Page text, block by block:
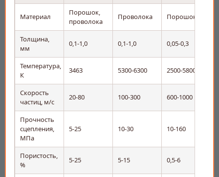
Материал
Порошок,
проволока
Проволока Порошок
Толщина,
мм
0,1-1,0 0,1-1,0 0,05-0,3
Температура,
К
3463 5300-6300 2500-5800
Скорость
частиц, м/с
20-80 100-300 600-1000
Прочность
сцепления,
МПа
5-25 10-30 10-160
Пористость,
%
5-25 5-15 0,5-6